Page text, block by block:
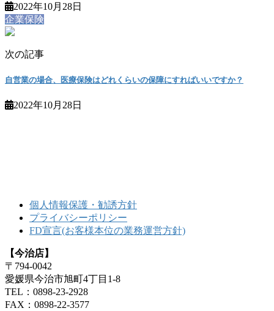
2022年10月28日
企業保険
次の記事
自営業の場合、医療保険はどれくらいの保障にすればいいですか？
2022年10月28日
個人情報保護・勧誘方針
プライバシーポリシー
FD宣言(お客様本位の業務運営方針)
【今治店】
〒794-0042
愛媛県今治市旭町4丁目1-8
TEL：0898-23-2928
FAX：0898-22-3577